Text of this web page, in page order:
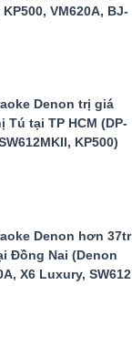
VM620A, BJ-
Denon trị giá
tại TP HCM (DP-
KP500)
Denon hơn 37tr
Đồng Nai (Denon
X6 Luxury, SW612